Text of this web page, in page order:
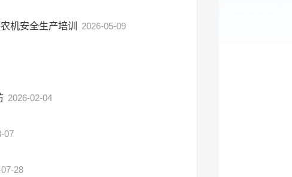
机安全生产培训 2026-05-09
2026-02-04
07
28